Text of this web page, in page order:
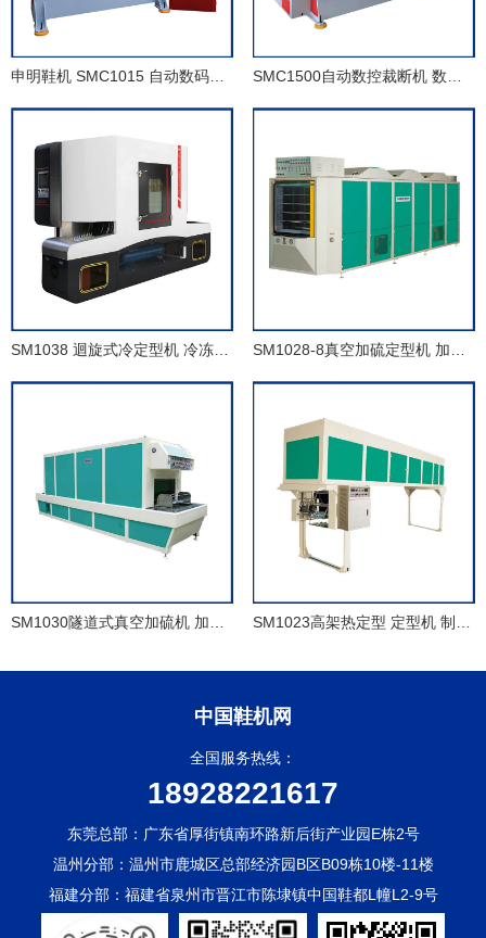
申明鞋机 SMC1015 自动数码裁断机 数控液压裁断机 SMC1500自动数控裁断机 数控液压裁断机 皮革面料切割
SM1030隧道式真空加硫机 加硫热定型机 冷冻定型机 SM1023高架热定型 定型机 制鞋成型线
中国鞋机网
全国服务热线：
18928221617
东莞总部：广东省厚街镇南环路新后街产业园E栋2号
温州分部：温州市鹿城区总部经济园B区B09栋10楼-11楼
福建分部：福建省泉州市晋江市陈埭镇中国鞋都L幢L2-9号